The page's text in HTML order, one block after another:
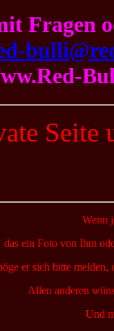
Fragen
Seite
Wenn
das ein Foto von Ihm
er sich bitte melden,
Allen anderen
Und